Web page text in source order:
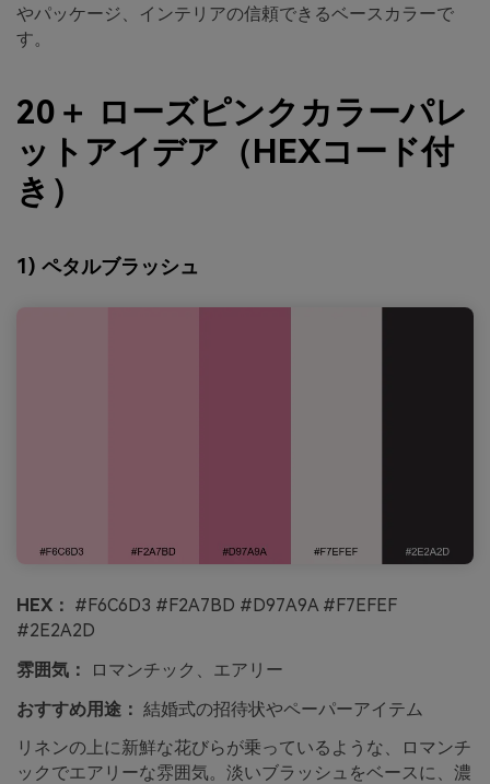
やパッケージ、インテリアの信頼できるベースカラーで
す。
20＋ ローズピンクカラーパレ
ットアイデア（HEXコード付
き）
1) ペタルブラッシュ
HEX： #F6C6D3 #F2A7BD #D97A9A #F7EFEF
#2E2A2D
雰囲気：
ロマンチック、エアリー
おすすめ用途： 結婚式の招待状やペーパーアイテム
リネンの上に新鮮な花びらが乗っているような、ロマンチ
ックでエアリーな雰囲気。淡いブラッシュをベースに、濃